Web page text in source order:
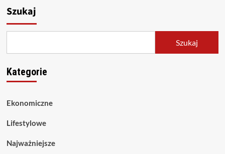
Szukaj
Szukaj
Kategorie
Ekonomiczne
Lifestylowe
Najważniejsze